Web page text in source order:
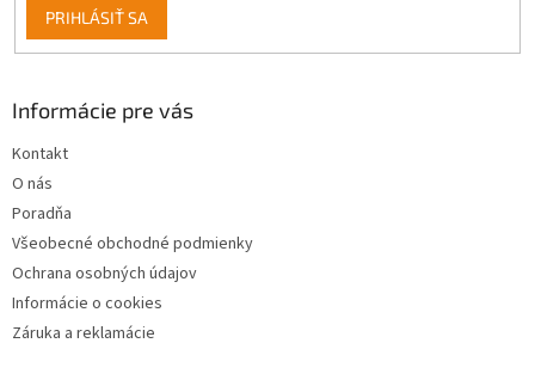
PRIHLÁSIŤ SA
Informácie pre vás
Kontakt
O nás
Poradňa
Všeobecné obchodné podmienky
Ochrana osobných údajov
Informácie o cookies
Záruka a reklamácie